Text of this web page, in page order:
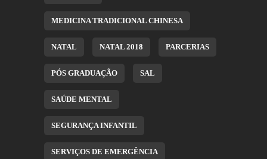
MEDICINA TRADICIONAL CHINESA
NATAL NATAL 2018 PARCERIAS
PÓS GRADUAÇÃO SAL
SAÚDE MENTAL
SEGURANÇA INFANTIL
SERVIÇOS DE EMERGÊNCIA